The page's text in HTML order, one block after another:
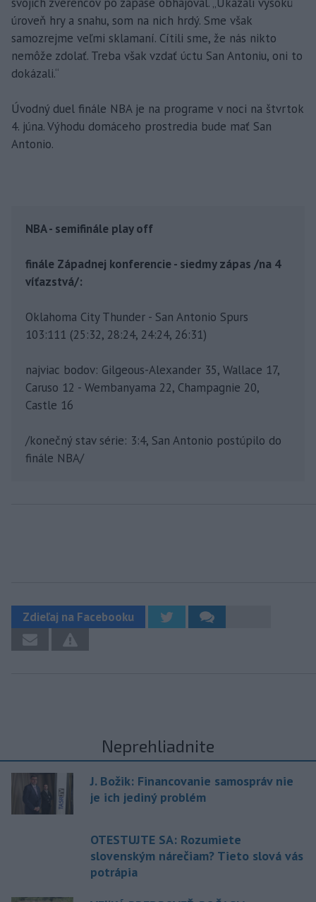
úroveň hry a snahu, som na nich hrdý. Sme však
samozrejme veľmi sklamaní. Cítili sme, že nás nikto
nemôže zdolať. Treba však vzdať úctu San Antoniu, oni to
dokázali.“
Úvodný duel finále NBA je na programe v noci na štvrtok
4. júna. Výhodu domáceho prostredia bude mať San
Antonio.
NBA - semifinále play off
finále Západnej konferencie - siedmy zápas /na 4
víťazstvá/:
Oklahoma City Thunder - San Antonio Spurs
103:111 (25:32, 28:24, 24:24, 26:31)
najviac bodov: Gilgeous-Alexander 35, Wallace 17,
Caruso 12 - Wembanyama 22, Champagnie 20,
Castle 16
/konečný stav série: 3:4, San Antonio postúpilo do
finále NBA/
Zdieľaj na Facebooku
Neprehliadnite
J. Božik: Financovanie samospráv nie
je ich jediný problém
OTESTUJTE SA: Rozumiete
slovenským nárečiam? Tieto slová vás
potrápia